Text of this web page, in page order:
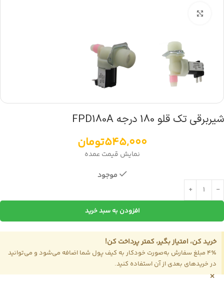
شیربرقی تک قلو 180 درجه FPD180A
545,000تومان
نمایش قیمت عمده
موجود
افزودن به سبد خرید
خرید کن، امتیاز بگیر، کمتر پرداخت کن!
4٪ مبلغ سفارش به‌صورت خودکار به کیف پول شما اضافه می‌شود و می‌توانید
در خریدهای بعدی از آن استفاده کنید.
×